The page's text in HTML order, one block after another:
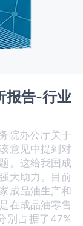
报告-行业
院办公厅关于
意见中提到对
。这给我国成
大助力。目前
成品油生产和
在成品油零售
别占据了47%